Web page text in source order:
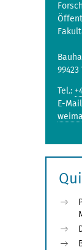
Tel.:
E-